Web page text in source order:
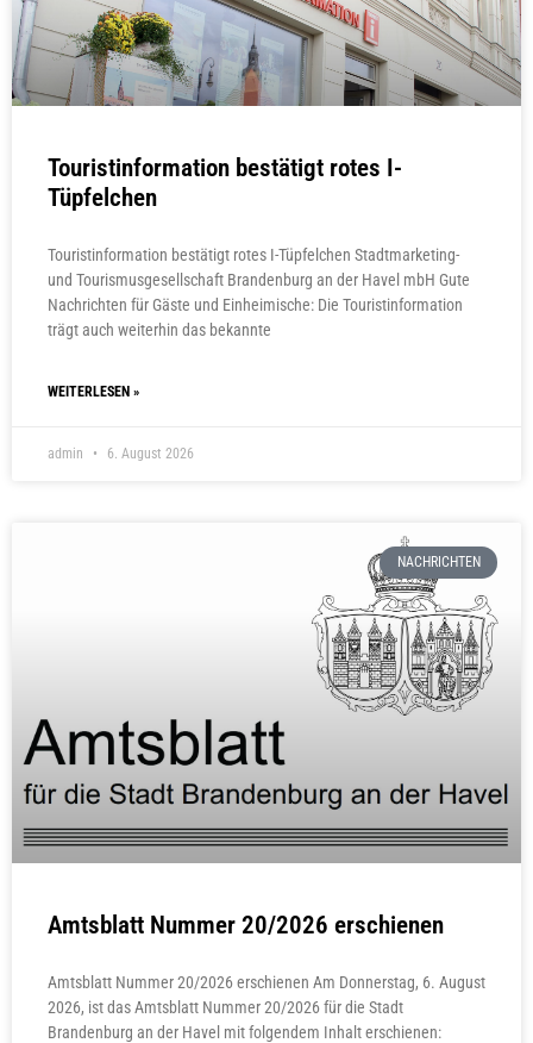
Touristinformation bestätigt rotes I-
Tüpfelchen
Touristinformation bestätigt rotes I-Tüpfelchen Stadtmarketing-
und Tourismusgesellschaft Brandenburg an der Havel mbH Gute
Nachrichten für Gäste und Einheimische: Die Touristinformation
trägt auch weiterhin das bekannte
WEITERLESEN »
admin 6. August 2026
NACHRICHTEN
Amtsblatt Nummer 20/2026 erschienen
Amtsblatt Nummer 20/2026 erschienen Am Donnerstag, 6. August
2026, ist das Amtsblatt Nummer 20/2026 für die Stadt
Brandenburg an der Havel mit folgendem Inhalt erschienen: